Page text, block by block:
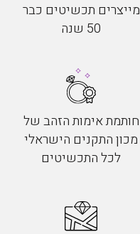
מייצרים תכשיטים כבר
50 שנה
חותמת אימות הזהב של
מכון התקנים הישראלי
לכל התכשיטים